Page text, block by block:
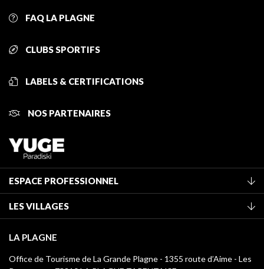
FAQ LA PLAGNE
CLUBS SPORTIFS
LABELS & CERTIFICATIONS
NOS PARTENAIRES
ESPACE PROFESSIONNEL
Classement des meublés
Taxe de séjour
Médiathèque
LES VILLAGES
Montchavin - Les Coches
Champagny-en-Vanoise
LA PLAGNE
Office de Tourisme de La Grande Plagne - 1355 route d’Aime - Les